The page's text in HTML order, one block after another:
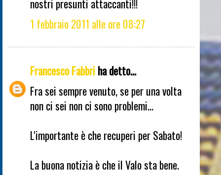
nostri presunti attaccanti!!!
1 febbraio 2011 alle ore 08:27
Francesco Fabbriha detto...
Fra sei sempre venuto, se per una volta
non ci sei non ci sono problemi...
L'importante è che recuperi per Sabato!
La buona notizia è che il Valo sta bene.